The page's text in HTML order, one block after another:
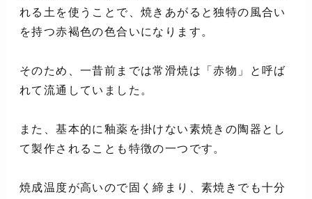
れる土を使うことで、焼きあがると独特の風合い
を持つ赤褐色の色合いになります。
そのため、一昔前までは常滑焼は「赤物」と呼ば
れて流通していました。
また、基本的に釉薬を掛けない素焼きの陶器とし
て製作されることも特徴の一つです。
焼成温度が高いので固く締まり、素焼きでも十分